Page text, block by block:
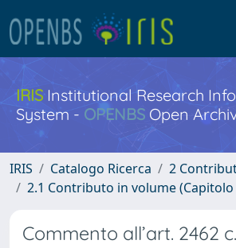
IRISInstitutional Research
System - OPENBS Open
IRIS Catalogo Ricerca
2
2.1 Contributo in volume (Capitolo
Commento all’art. 2462